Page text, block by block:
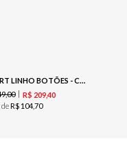
,00 R$ 20940
deR$ 10470